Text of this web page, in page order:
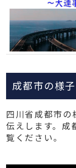
成都市の様
四川省成都市の
伝えします。成
覧ください。